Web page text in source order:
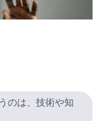
のは、技術や知